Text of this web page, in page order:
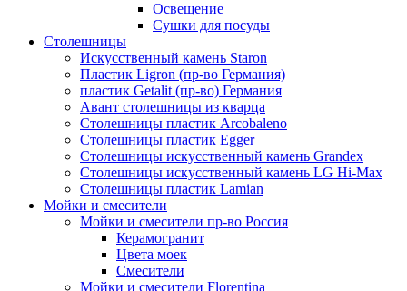
Освещение
Сушки для посуды
Столешницы
Искусственный камень Staron
Пластик Ligron (пр-во Германия)
пластик Getalit (пр-во) Германия
Авант столешницы из кварца
Столешницы пластик Arcobaleno
Столешницы пластик Egger
Столешницы искусственный камень Grandex
Столешницы искусственный камень LG Hi-Max
Столешницы пластик Lamian
Мойки и смесители
Мойки и смесители пр-во Россия
Керамогранит
Цвета моек
Смесители
Мойки и смесители Florentina